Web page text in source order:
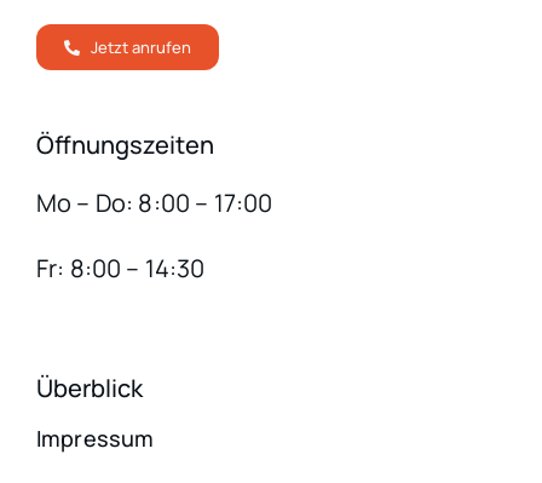
Jetzt anrufen
Öffnungszeiten
Mo – Do: 8:00 – 17:00
Fr: 8:00 – 14:30
Überblick
Impressum